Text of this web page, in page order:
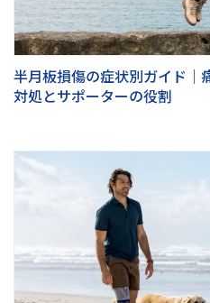
半月板損傷の症状別ガイド｜
対処とサポーターの役割